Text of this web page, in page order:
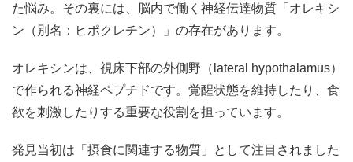
た悩み。その裏には、脳内で働く神経伝達物質「オレキシ
ン（別名：ヒポクレチン）」の存在があります。
オレキシンは、視床下部の外側野（lateral hypothalamus）
で作られる神経ペプチドです。覚醒状態を維持したり、食
欲を刺激したりする重要な役割を担っています。
発見当初は「摂食に関連する物質」として注目されました